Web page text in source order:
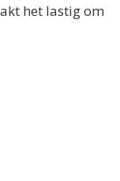
het lastig om